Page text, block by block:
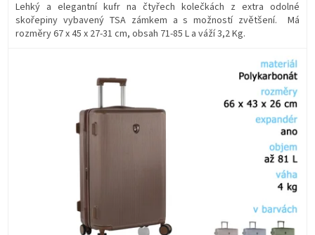
Lehký a elegantní kufr na čtyřech kolečkách z extra odolné
skořepiny vybavený TSA zámkem a s možností zvětšení. Má
rozměry 67 x 45 x 27-31 cm, obsah 71-85 L a váží 3,2 Kg.